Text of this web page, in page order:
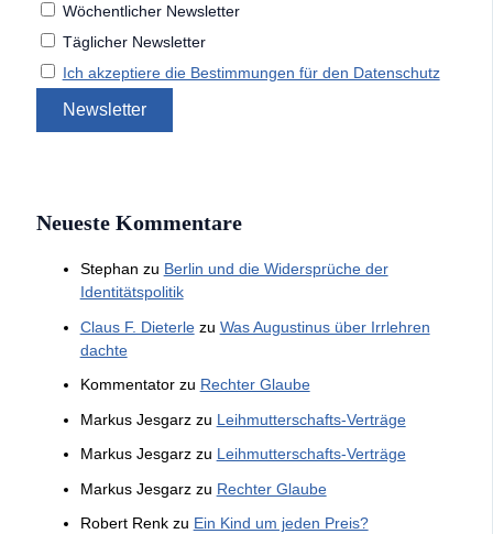
Wöchentlicher Newsletter
Täglicher Newsletter
Ich akzeptiere die Bestimmungen für den Datenschutz
Neueste Kommentare
Stephan zu Berlin und die Widersprüche der
Identitätspolitik
Claus F. Dieterlezu Was Augustinus über Irrlehren
dachte
Kommentatorzu Rechter Glaube
Markus Jesgarzzu Leihmutterschafts-Verträge
Markus Jesgarzzu Leihmutterschafts-Verträge
Markus Jesgarzzu Rechter Glaube
Robert Renkzu Ein Kind um jeden Preis?